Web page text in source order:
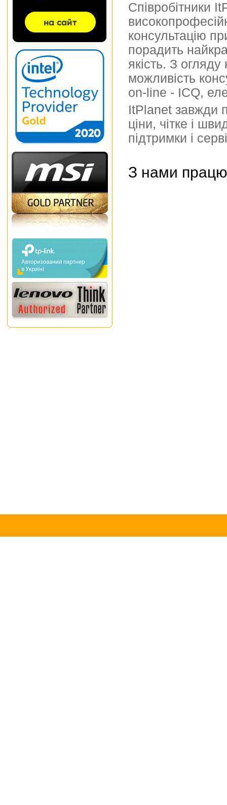
Співробітники
консультацію
порадить
якість. З
можливість
on-line - ICQ,
ItPlanet завжди
ціни, чітке і
підтримки і
З нами